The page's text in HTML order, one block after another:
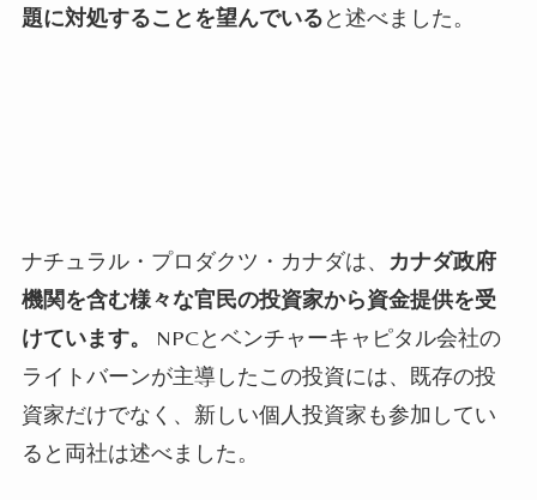
題に対処することを望んでいると述べました。
ナチュラル・プロダクツ・カナダは、 カナダ政府
機関を含む様々な官民の投資家から資金提供を受
けています。
NPCとベンチャーキャピタル会社の
ライトバーンが主導したこの投資には、既存の投
資家だけでなく、新しい個人投資家も参加してい
ると両社は述べました。